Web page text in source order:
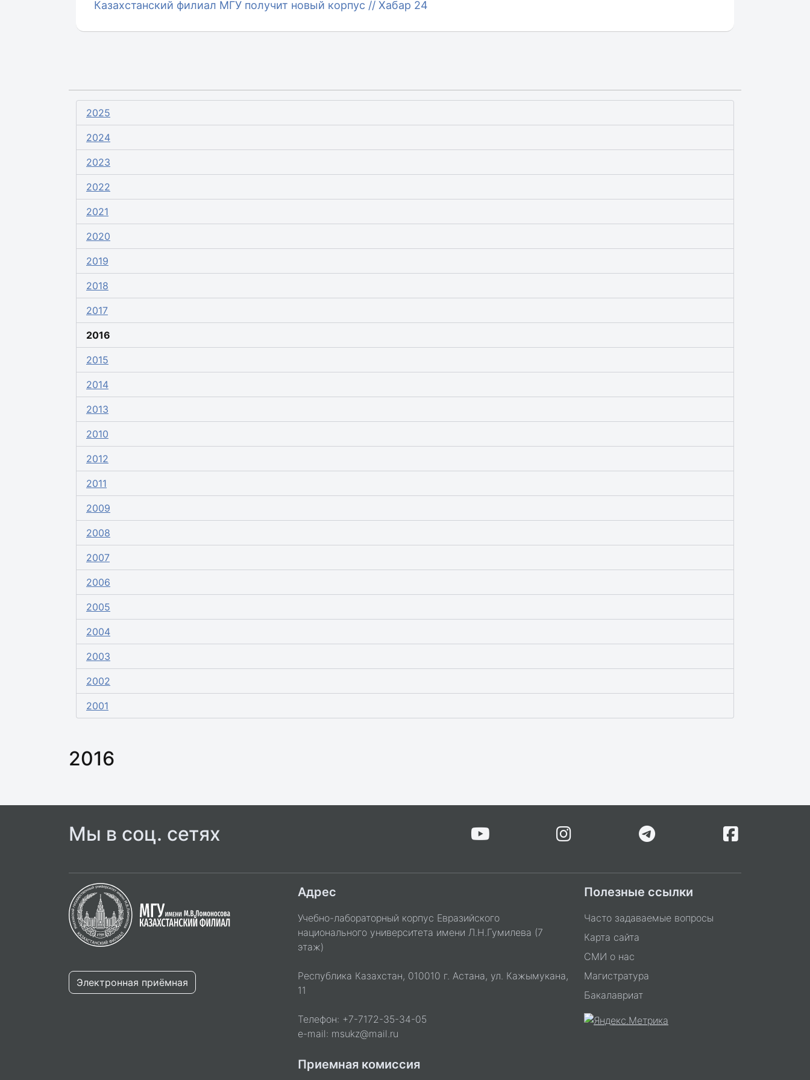
Казахстанский филиал МГУ получит новый корпус // Хабар 24
2025
2024
2023
2022
2021
2020
2019
2018
2017
2016
2015
2014
2013
2010
2012
2011
2009
2008
2007
2006
2005
2004
2003
2002
2001
2016
Мы в соц. сетях
Электронная приёмная
Адрес
Учебно-лабораторный корпус Евразийского
национального университета имени Л.Н.Гумилева (7
этаж)
Республика Казахстан, 010010 г. Астана, ул. Кажымукана,
11
Телефон: +7-7172-35-34-05
e-mail: msukz@mail.ru
Приемная комиссия
Полезные ссылки
Часто задаваемые вопросы
Карта сайта
СМИ о нас
Магистратура
Бакалавриат